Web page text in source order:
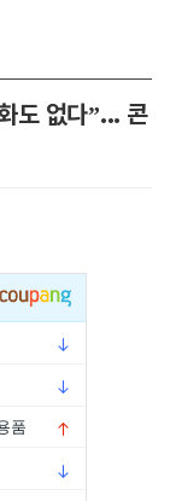
도 없다”... 콘